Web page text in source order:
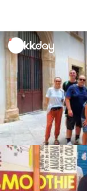
unread
notifications